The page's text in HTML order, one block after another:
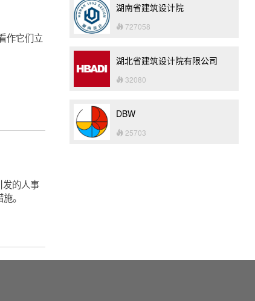
作它们立
发的人事
。
湖南省建筑设计院
727058
湖北省建筑设计院有限公司
32080
DBW
25703